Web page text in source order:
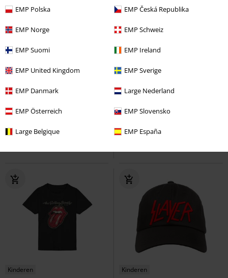
EMP Polska EMP Česká Republika
EMP Norge EMP Schweiz
EMP Suomi EMP Ireland
EMP United Kingdom EMP Sverige
EMP Danmark Large Nederland
EMP Österreich EMP Slovensko
Large Belgique EMP España
-15%
€ 14,99
€ 12,74
Metal-Kids - Logo
Kinderen
€ 32,99
Metal-Kids - Logo
Kinderen Kinderen